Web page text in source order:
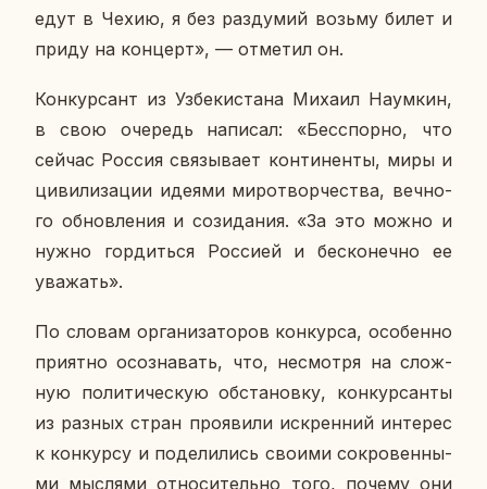
едут в Чехию, я без раз­ду­мий возьму билет и
приду на кон­церт», — от­ме­тил он.
Кон­кур­сант из Уз­бе­ки­ста­на Михаил На­ум­кин,
в свою оче­редь на­пи­сал: «Бес­спор­но, что
сейчас Россия свя­зы­ва­ет кон­ти­нен­ты, миры и
ци­ви­ли­за­ции идеями ми­ро­твор­че­ства, веч­но­
го об­нов­ле­ния и со­зи­да­ния. «За это можно и
нужно гор­дить­ся Рос­си­ей и бес­ко­неч­но ее
ува­жать».
По словам ор­га­ни­за­то­ров кон­кур­са, осо­бен­но
при­ят­но осо­зна­вать, что, несмот­ря на слож­
ную по­ли­ти­че­скую об­ста­нов­ку, кон­кур­сан­ты
из разных стран про­яви­ли ис­крен­ний ин­те­рес
к кон­кур­су и по­де­ли­лись своими со­кро­вен­ны­
ми мыс­ля­ми от­но­си­тель­но того, почему они